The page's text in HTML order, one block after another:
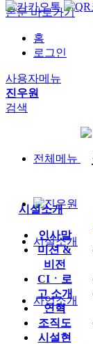
본문 바로가기
홈
로그인
사용자메뉴
진우원
검색
전체메뉴
시설소개
사업소개
시설소개
인사말
미션 &
비전
CIㆍ로
고 소개
연혁
조직도
시설현